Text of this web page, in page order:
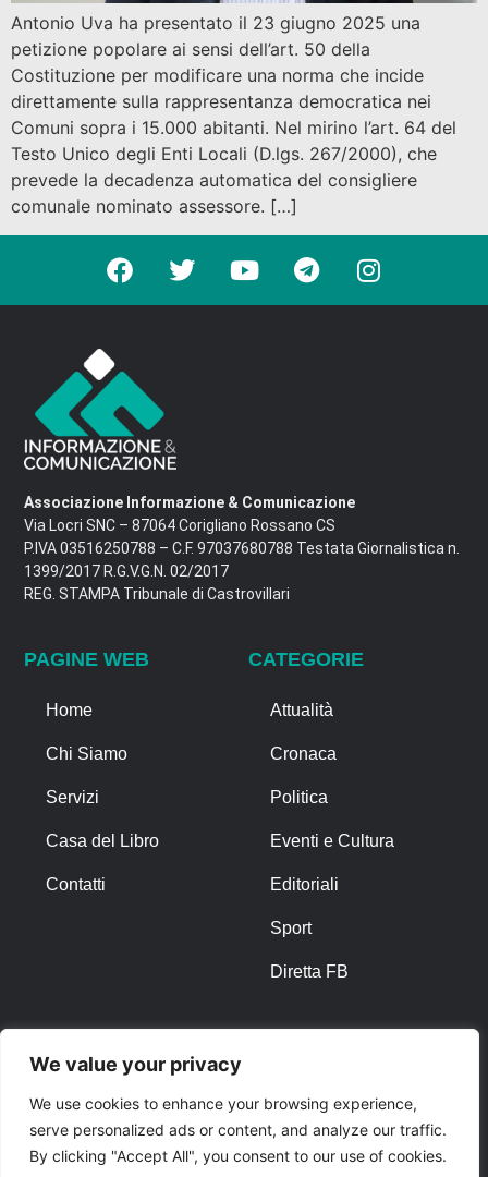
We value your privacy
We use cookies to enhance your browsing experience,
serve personalized ads or content, and analyze our traffic.
By clicking "Accept All", you consent to our use of cookies.
Antonio Uva ha presentato il 23 giugno 2025 una
petizione popolare ai sensi dell’art. 50 della
Costituzione per modificare una norma che incide
direttamente sulla rappresentanza democratica nei
Comuni sopra i 15.000 abitanti. Nel mirino l’art. 64 del
Testo Unico degli Enti Locali (D.lgs. 267/2000), che
prevede la decadenza automatica del consigliere
comunale nominato assessore. […]
Associazione Informazione & Comunicazione
Via Locri SNC – 87064 Corigliano Rossano CS
P.IVA 03516250788 – C.F. 97037680788 Testata Giornalistica n.
1399/2017 R.G.V.G.N. 02/2017
REG. STAMPA Tribunale di Castrovillari
PAGINE WEB
Home
Chi Siamo
Servizi
Casa del Libro
Contatti
CATEGORIE
Attualità
Cronaca
Politica
Eventi e Cultura
Editoriali
Sport
Diretta FB
Privacy Policy